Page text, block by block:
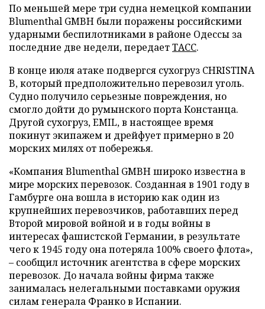
По меньшей мере три судна немецкой компании
Blumenthal GMBH были поражены российскими
ударными беспилотниками в районе Одессы за
последние две недели, передаетТАСС.
В конце июля атаке подвергся сухогруз CHRISTINA
B, который предположительно перевозил уголь.
Судно получило серьезные повреждения, но
смогло дойти до румынского порта Констанца.
Другой сухогруз, EMIL, в настоящее время
покинут экипажем и дрейфует примерно в 20
морских милях от побережья.
«Компания Blumenthal GMBH широко известна в
мире морских перевозок. Созданная в 1901 году в
Гамбурге она вошла в историю как один из
крупнейших перевозчиков, работавших перед
Второй мировой войной и в годы войны в
интересах фашистской Германии, в результате
чего к 1945 году она потеряла 100% своего флота»,
– сообщил источник агентства в сфере морских
перевозок. До начала войны фирма также
занималась нелегальными поставками оружия
силам генерала Франко в Испании.